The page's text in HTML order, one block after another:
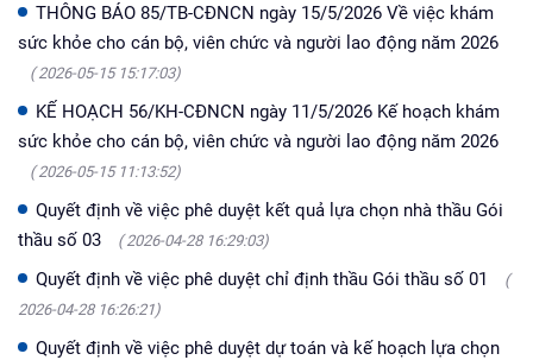
THÔNG BÁO 85/TB-CĐNCN ngày 15/5/2026 Về việc khám
sức khỏe cho cán bộ, viên chức và người lao động năm 2026
( 2026-05-15 15:17:03)
KẾ HOẠCH 56/KH-CĐNCN ngày 11/5/2026 Kế hoạch khám
sức khỏe cho cán bộ, viên chức và người lao động năm 2026
( 2026-05-15 11:13:52)
Quyết định về việc phê duyệt kết quả lựa chọn nhà thầu Gói
thầu số 03
( 2026-04-28 16:29:03)
Quyết định về việc phê duyệt chỉ định thầu Gói thầu số 01
(
2026-04-28 16:26:21)
Quyết định về việc phê duyệt dự toán và kế hoạch lựa chọn